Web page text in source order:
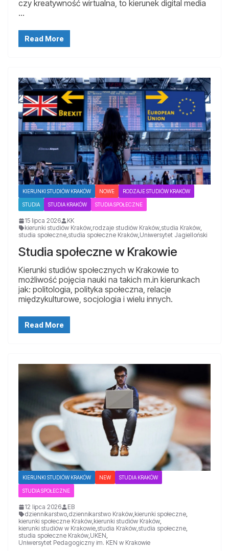
czy kreatywność wirtualna, to kierunek digital media
…
Read More
KIERUNKI STUDIÓW KRAKÓW NOWE RODZAJE STUDIÓW KRAKÓW
STUDIA STUDIA KRAKÓW STUDIA SPOŁECZNE
15 lipca 2026
KK
kierunki studiów Kraków rodzaje studiów Kraków studia Kraków
studia społeczne studia społeczne Kraków Uniwersytet Jagielloński
Studia społeczne w Krakowie
Kierunki studiów społecznych w Krakowie to
możliwość pojęcia nauki na takich m.in kierunkach
jak: politologia, polityka społeczna, relacje
międzykulturowe, socjologia i wielu innych.
Read More
KIERUNKI STUDIÓW KRAKÓW NEW STUDIA KRAKÓW
STUDIA SPOŁECZNE
12 lipca 2026
EB
dziennikarstwo dziennikarstwo Kraków kierunki społeczne
kierunki społeczne Kraków kierunki studiów Kraków
kierunki studiów w Krakowie studia Kraków studia społeczne
studia społeczne Kraków UKEN
Uniwersytet Pedagogiczny im. KEN w Krakowie